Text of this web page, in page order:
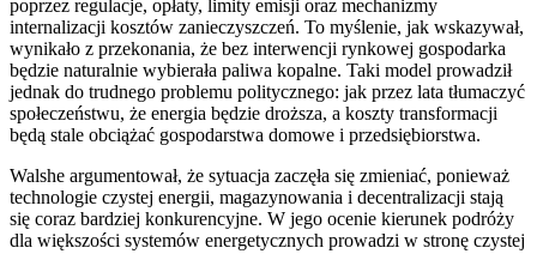
poprzez regulacje, opłaty, limity emisji oraz mechanizmy
internalizacji kosztów zanieczyszczeń. To myślenie, jak wskazywał,
wynikało z przekonania, że bez interwencji rynkowej gospodarka
będzie naturalnie wybierała paliwa kopalne. Taki model prowadził
jednak do trudnego problemu politycznego: jak przez lata tłumaczyć
społeczeństwu, że energia będzie droższa, a koszty transformacji
będą stale obciążać gospodarstwa domowe i przedsiębiorstwa.
Walshe argumentował, że sytuacja zaczęła się zmieniać, ponieważ
technologie czystej energii, magazynowania i decentralizacji stają
się coraz bardziej konkurencyjne. W jego ocenie kierunek podróży
dla większości systemów energetycznych prowadzi w stronę czystej